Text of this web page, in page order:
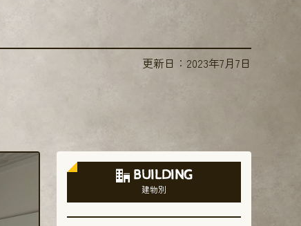
更新日： 2023年7月7日
BUILDING
建物別